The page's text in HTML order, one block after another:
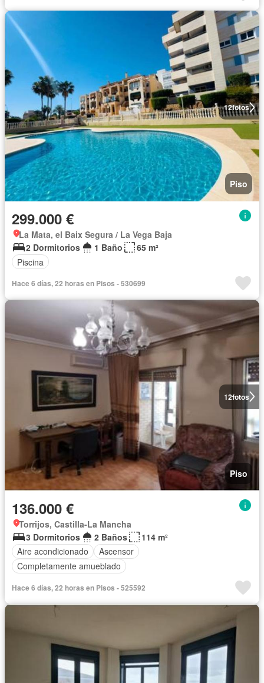
12fotos
Piso
299.000 €
La Mata, el Baix Segura / La Vega Baja
2 Dormitorios
1 Baño
65 m²
Piscina
Hace 6 días, 22 horas en Pisos - 530699
12fotos
Piso
136.000 €
Torrijos, Castilla-La Mancha
3 Dormitorios
2 Baños
114 m²
Aire acondicionado
Ascensor
Completamente amueblado
Hace 6 días, 22 horas en Pisos - 525592